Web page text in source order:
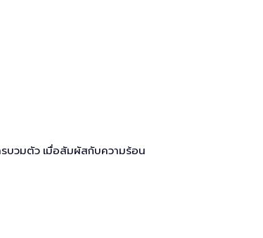
บวมตัว เมื่อสัมผัสกับความร้อน